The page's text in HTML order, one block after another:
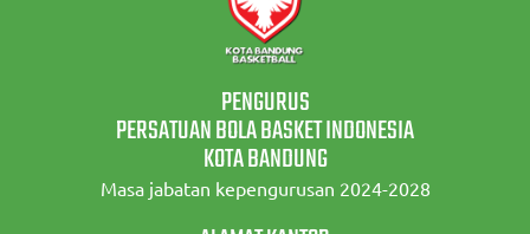
PENGURUS
PERSATUAN BOLA BASKET INDONESIA
KOTA BANDUNG
Masa jabatan kepengurusan 2024-2028